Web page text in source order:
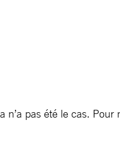
pas été le cas. Pour